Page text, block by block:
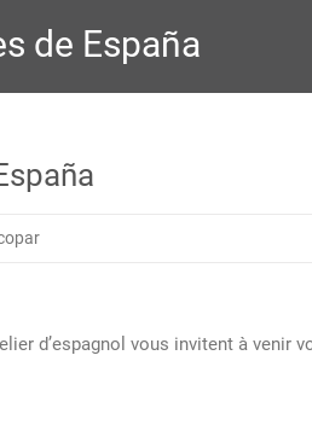
de España
d’espagnol vous invitent à venir